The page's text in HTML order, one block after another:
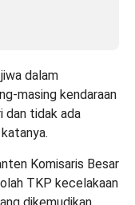
dalam
masing kendaraan
dan tidak ada
Komisaris Besar
TKP kecelakaan